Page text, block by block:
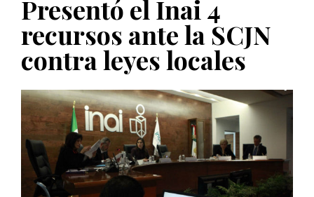
PUBLICADO EL 5 ENERO, 2023
Presentó el Inai 4
recursos ante la SCJN
contra leyes locales